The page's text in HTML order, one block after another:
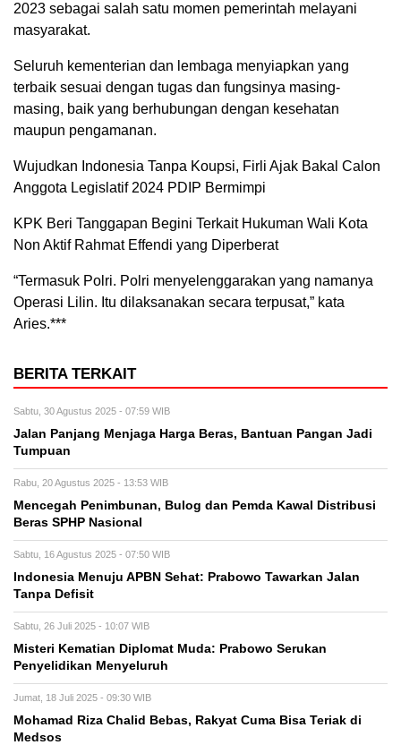
2023 sebagai salah satu momen pemerintah melayani
masyarakat.
Seluruh kementerian dan lembaga menyiapkan yang
terbaik sesuai dengan tugas dan fungsinya masing-
masing, baik yang berhubungan dengan kesehatan
maupun pengamanan.
Wujudkan Indonesia Tanpa Koupsi, Firli Ajak Bakal Calon
Anggota Legislatif 2024 PDIP Bermimpi
KPK Beri Tanggapan Begini Terkait Hukuman Wali Kota
Non Aktif Rahmat Effendi yang Diperberat
“Termasuk Polri. Polri menyelenggarakan yang namanya
Operasi Lilin. Itu dilaksanakan secara terpusat,” kata
Aries.***
BERITA TERKAIT
Sabtu, 30 Agustus 2025 - 07:59 WIB
Jalan Panjang Menjaga Harga Beras, Bantuan Pangan Jadi
Tumpuan
Rabu, 20 Agustus 2025 - 13:53 WIB
Mencegah Penimbunan, Bulog dan Pemda Kawal Distribusi
Beras SPHP Nasional
Sabtu, 16 Agustus 2025 - 07:50 WIB
Indonesia Menuju APBN Sehat: Prabowo Tawarkan Jalan
Tanpa Defisit
Sabtu, 26 Juli 2025 - 10:07 WIB
Misteri Kematian Diplomat Muda: Prabowo Serukan
Penyelidikan Menyeluruh
Jumat, 18 Juli 2025 - 09:30 WIB
Mohamad Riza Chalid Bebas, Rakyat Cuma Bisa Teriak di
Medsos